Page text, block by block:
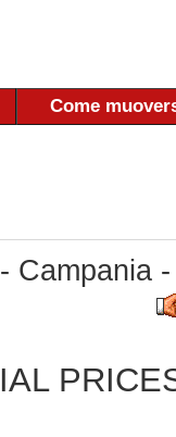
Come
Campania